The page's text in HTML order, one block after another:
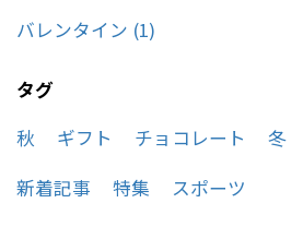
バレンタイン (1)
タグ
秋
ギフト チョコレート 冬
新着記事
特集 スポーツ